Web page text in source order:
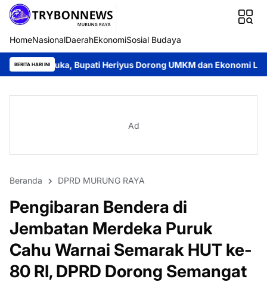
HomeNasionalDaerahEkonomiSosial Budaya
BERITA HARI INI
Bupati Heriyus Dorong UMKM dan Ekonomi Lokal Jayadie Y.
Ad
Beranda DPRD MURUNG RAYA
Pengibaran Bendera di
Jembatan Merdeka Puruk
Cahu Warnai Semarak HUT ke-
80 RI, DPRD Dorong Semangat